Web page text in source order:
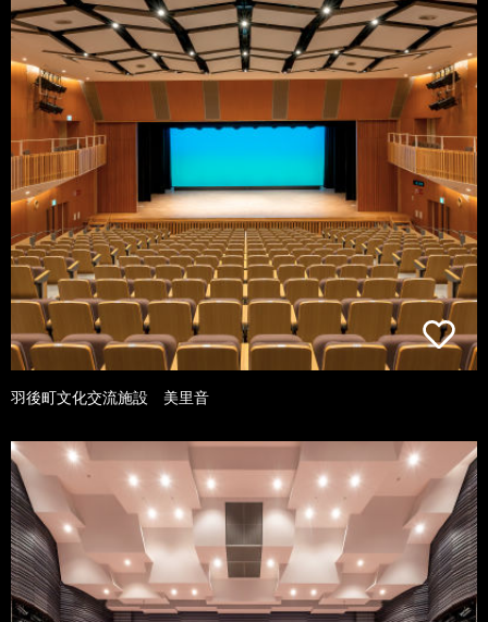
羽後町文化交流施設 美里音